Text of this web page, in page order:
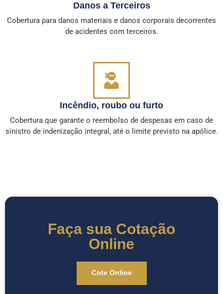
Danos a Terceiros
Cobertura para danos materiais e danos corporais decorrentes
de acidentes com terceiros.
Incêndio, roubo ou furto
Cobertura que garante o reembolso de despesas em caso de
sinistro de indenização integral, até o limite previsto na apólice.
Faça sua Cotação
Online
Cote Online